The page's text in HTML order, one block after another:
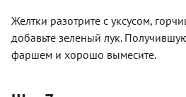
Желтки разотрите с уксусом,
добавьте зеленый лук.
фаршем и хорошо вымесите.